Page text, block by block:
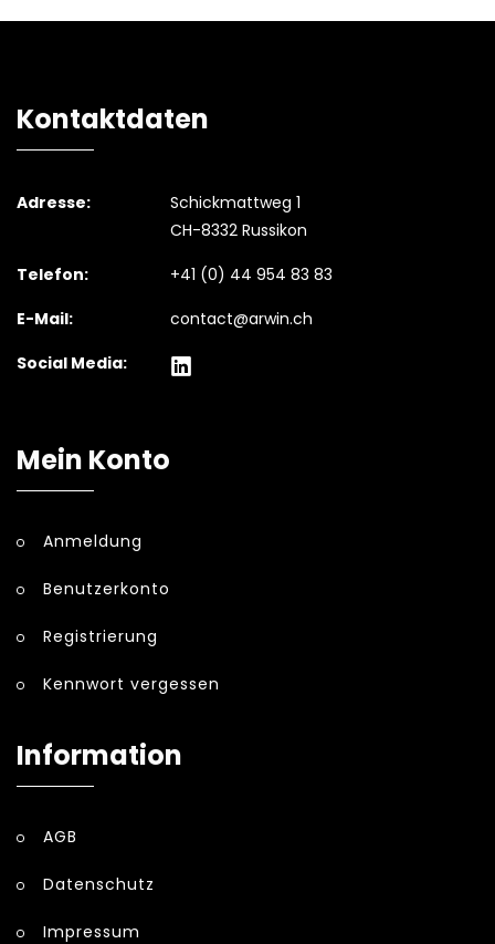
Kontaktdaten
Adresse:
Schickmattweg 1
CH-8332 Russikon
Telefon:
+41 (0) 44 954 83 83
E-Mail:
contact@arwin.ch
Social Media:
Mein Konto
Anmeldung
Benutzerkonto
Registrierung
Kennwort vergessen
Information
AGB
Datenschutz
Impressum